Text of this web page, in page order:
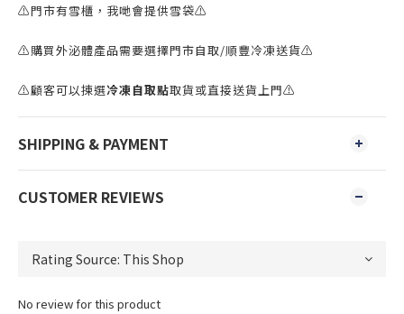
⚠️門市有雪櫃，我哋會提供雪袋⚠️
⚠️購買外泌體產品需要選擇門市自取/順豐冷凍送貨⚠️
⚠️顧客可以揀選冷凍自取點取貨或直接送貨上門⚠️
SHIPPING & PAYMENT
CUSTOMER REVIEWS
No review for this product